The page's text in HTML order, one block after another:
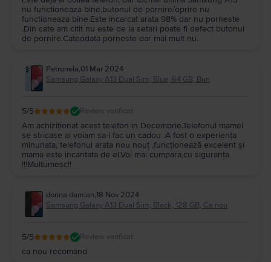
nu functioneaza bine,butonul de pornire/oprire nu
functioneaza bine.Este incarcat arata 98% dar nu porneste
.Din cate am citit nu este de la setari poate fi defect butonul
de pornire.Cateodata porneste dar mai mult nu.
Petronela,01 Mar 2024
Samsung Galaxy A13 Dual Sim, Blue, 64 GB, Bun
5/5 Review verificat
Am achiziționat acest telefon in Decembrie.Telefonul mamei
se stricase ai voiam sa-i fac un cadou .A fost o experiența
minunata, telefonul arata nou nouț ,funcționează excelent și
mama este incantata de el.Voi mai cumpara,cu siguranța
!!!Multumesc!!
dorina damian,18 Nov 2024
Samsung Galaxy A13 Dual Sim, Black, 128 GB, Ca nou
5/5 Review verificat
ca nou recomand